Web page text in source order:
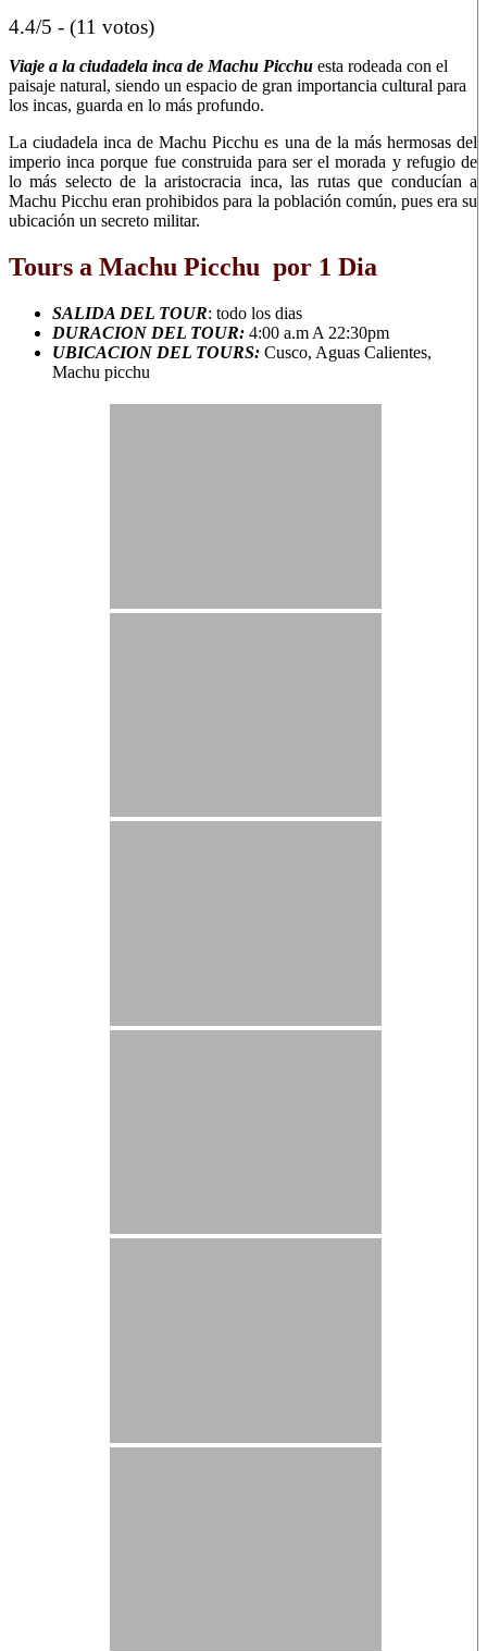
4.4/5 - (11 votos)
Viaje a la ciudadela inca de Machu Picchu esta rodeada con el
paisaje natural, siendo un espacio de gran importancia cultural para
los incas, guarda en lo más profundo.
La ciudadela inca de Machu Picchu es una de la más hermosas del
imperio inca porque fue construida para ser el morada y refugio de
lo más selecto de la aristocracia inca, las rutas que conducían a
Machu Picchu eran prohibidos para la población común, pues era su
ubicación un secreto militar.
Tours a Machu Picchu por 1 Dia
SALIDA DEL TOUR: todo los dias
DURACION DEL TOUR: 4:00 a.m A 22:30pm
UBICACION DEL TOURS: Cusco, Aguas Calientes,
Machu picchu